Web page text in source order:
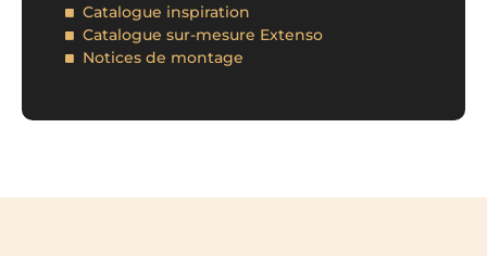
Catalogue inspiration
Catalogue sur-mesure Extenso
Notices de montage